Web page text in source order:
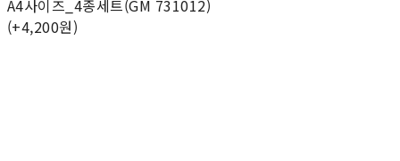
A4사이즈_4종세트(GM 731012)
(+4,200원)